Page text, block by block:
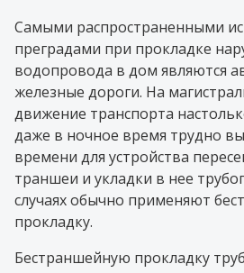
Самыми распространенными
преградами при прокладке
водопровода в дом являются
железные дороги. На
движение транспорта
даже в ночное время трудно
времени для устройства
траншеи и укладки в нее
случаях обычно применяют
прокладку.
Бестраншейную прокладку